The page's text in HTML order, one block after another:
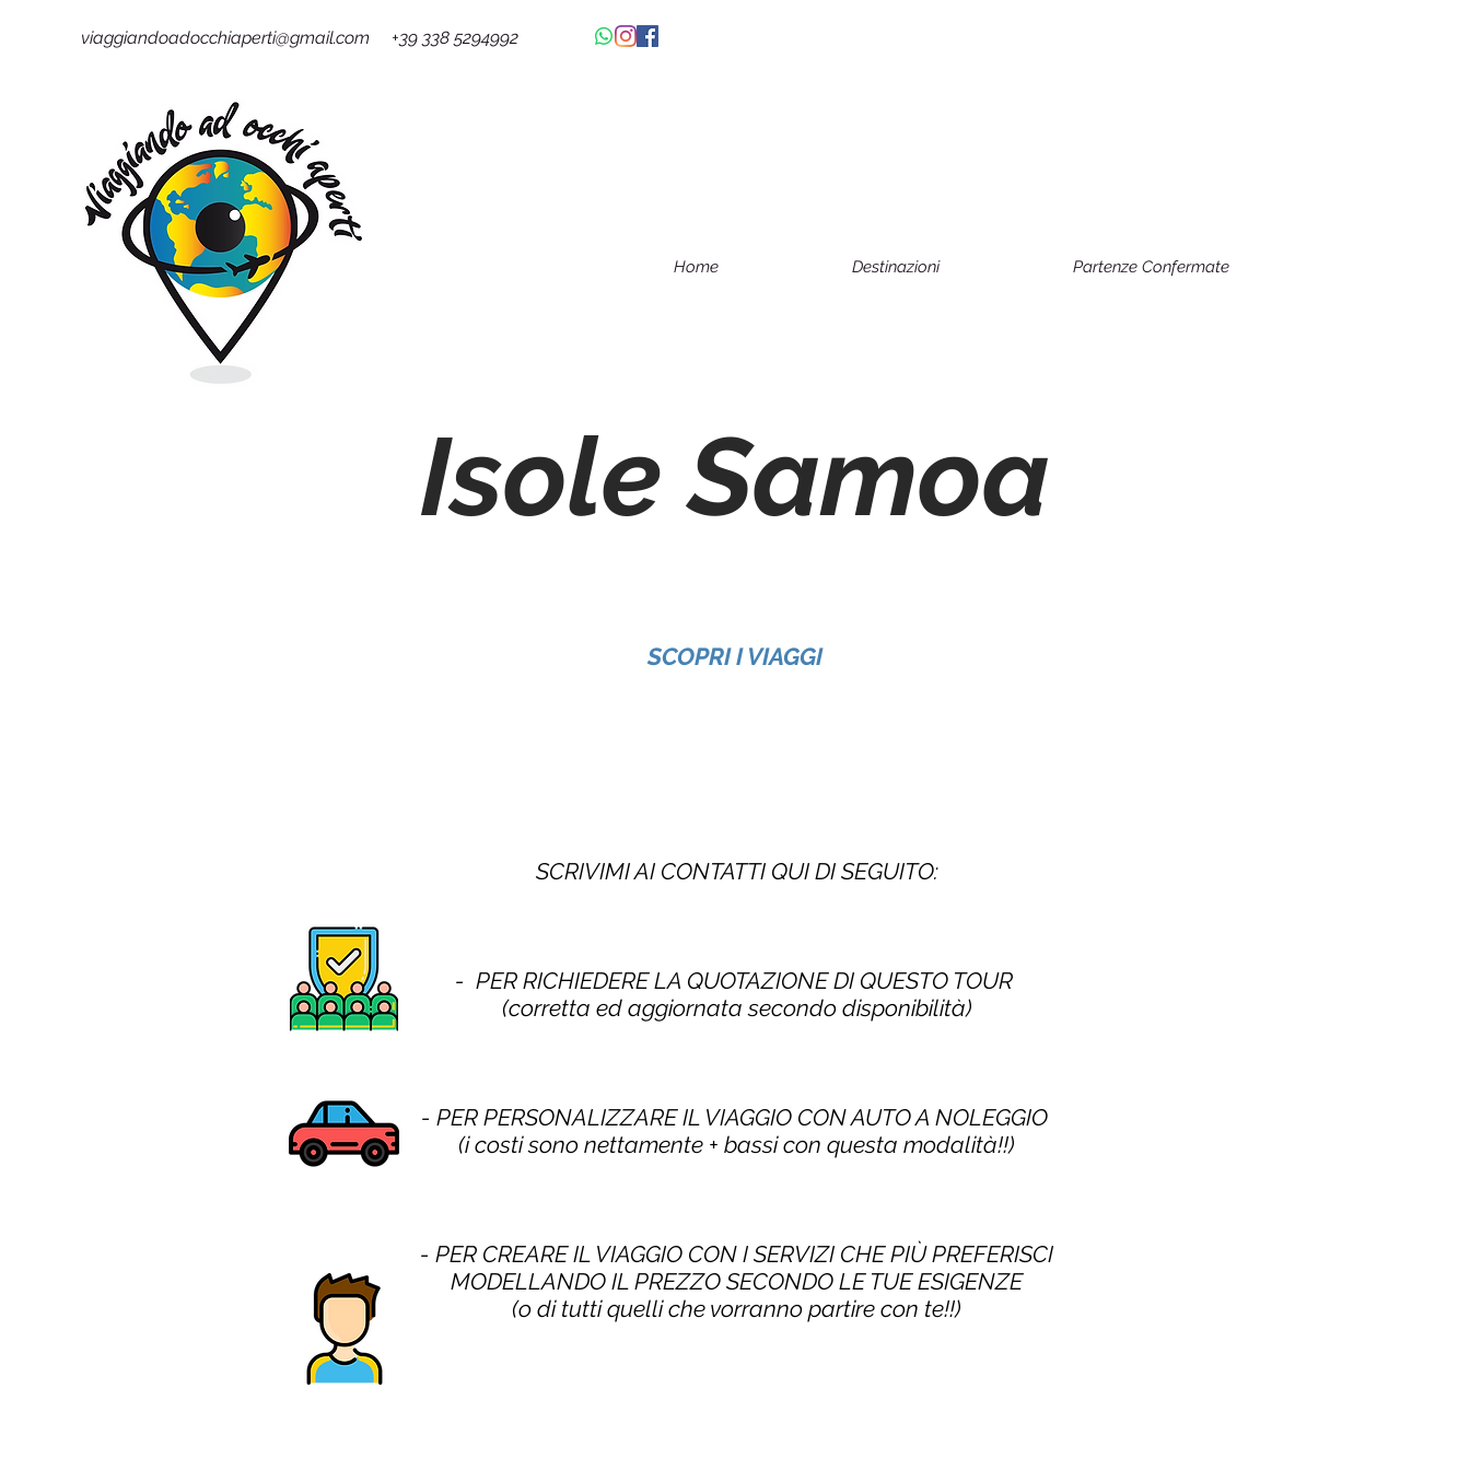
viaggiandoadocchiaperti@gmail.com +39 338 5294992
Home Destinazioni Partenze Confermate
Isole Samoa
SCOPRI I VIAGGI
SCRIVIMI AI CONTATTI QUI DI SEGUITO:
- PER RICHIEDERE LA QUOTAZIONE DI QUESTO TOUR
(corretta ed aggiornata secondo disponibilità)
- PER PERSONALIZZARE IL VIAGGIO CON AUTO A NOLEGGIO
(i costi sono nettamente + bassi con questa modalità!!)
- PER CREARE IL VIAGGIO CON I SERVIZI CHE PIÙ PREFERISCI
MODELLANDO IL PREZZO SECONDO LE TUE ESIGENZE
(o di tutti quelli che vorranno partire con te!!)